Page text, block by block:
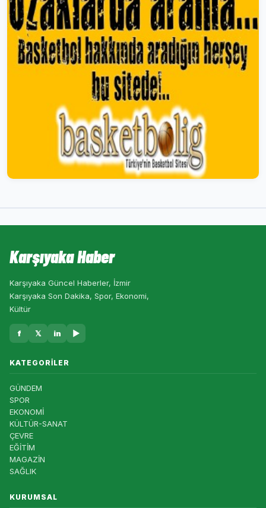
Karşıyaka Haber
Karşıyaka Güncel Haberler, İzmir
Karşıyaka Son Dakika, Spor, Ekonomi,
Kültür
f 𝕏 in ▶
KATEGORILER
GÜNDEM
SPOR
EKONOMİ
KÜLTÜR-SANAT
ÇEVRE
EĞİTİM
MAGAZİN
SAĞLIK
KURUMSAL